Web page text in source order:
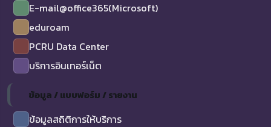
E-mail@office365(Microsoft)
eduroam
PCRU Data Center
บริการอินเทอร์เน็ต
ข้อมูล / แบบฟอร์ม / รายงาน
ข้อมูลสถิติการให้บริการ